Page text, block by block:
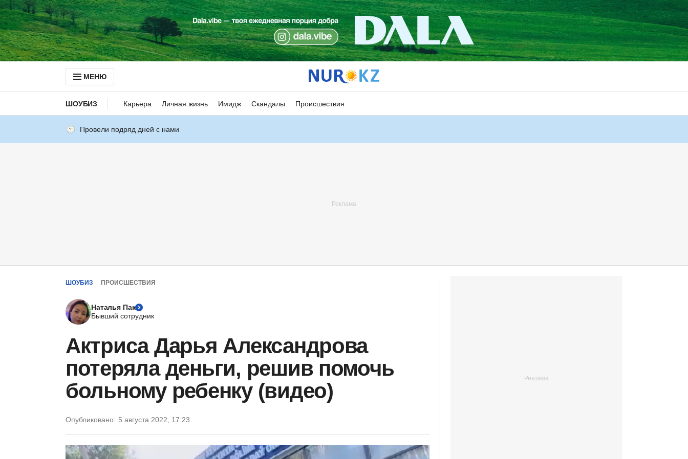
МЕНЮ
ШОУБИЗ Карьера Личная жизнь Имидж Скандалы Происшествия
Провели подряд дней с нами
ШОУБИЗ ПРОИСШЕСТВИЯ
Наталья Пак
Бывший сотрудник
Актриса Дарья Александрова
потеряла деньги, решив помочь
больному ребенку (видео)
Опубликовано: 5 августа 2022, 17:23